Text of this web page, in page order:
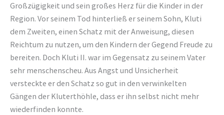
Großzügigkeit und sein großes Herz für die Kinder in der
Region. Vor seinem Tod hinterließ er seinem Sohn, Kluti
dem Zweiten, einen Schatz mit der Anweisung, diesen
Reichtum zu nutzen, um den Kindern der Gegend Freude zu
bereiten. Doch Kluti II. war im Gegensatz zu seinem Vater
sehr menschenscheu. Aus Angst und Unsicherheit
versteckte er den Schatz so gut in den verwinkelten
Gängen der Kluterthöhle, dass er ihn selbst nicht mehr
wiederfinden konnte.